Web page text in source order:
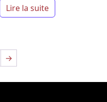
Lire la suite
→